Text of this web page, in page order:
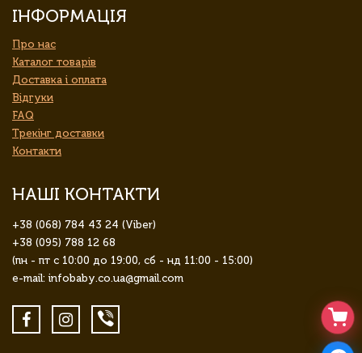
ІНФОРМАЦІЯ
Про нас
Каталог товарів
Доставка і оплата
Відгуки
FAQ
Трекінг доставки
Контакти
НАШІ КОНТАКТИ
+38 (068) 784 43 24 (Viber)
+38 (095) 788 12 68
(пн - пт с 10:00 до 19:00, сб - нд 11:00 - 15:00)
e-mail: infobaby.co.ua@gmail.com